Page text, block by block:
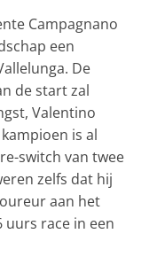
Campagnano
een
De
de start zal
Valentino
is al
switch van twee
zelfs dat hij
aan het
uurs race in een